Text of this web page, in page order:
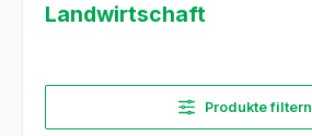
Landwirtschaft
Produkte filtern